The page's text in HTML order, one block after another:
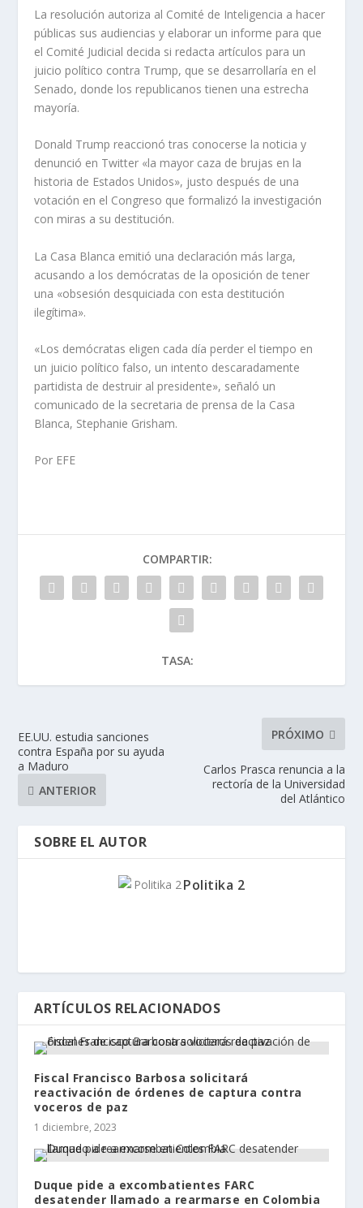
La resolución autoriza al Comité de Inteligencia a hacer
públicas sus audiencias y elaborar un informe para que
el Comité Judicial decida si redacta artículos para un
juicio político contra Trump, que se desarrollaría en el
Senado, donde los republicanos tienen una estrecha
mayoría.
Donald Trump reaccionó tras conocerse la noticia y
denunció en Twitter «la mayor caza de brujas en la
historia de Estados Unidos», justo después de una
votación en el Congreso que formalizó la investigación
con miras a su destitución.
La Casa Blanca emitió una declaración más larga,
acusando a los demócratas de la oposición de tener
una «obsesión desquiciada con esta destitución
ilegítima».
«Los demócratas eligen cada día perder el tiempo en
un juicio político falso, un intento descaradamente
partidista de destruir al presidente», señaló un
comunicado de la secretaria de prensa de la Casa
Blanca, Stephanie Grisham.
Por EFE
COMPARTIR:
TASA:
EE.UU. estudia sanciones
contra España por su ayuda
a Maduro
ANTERIOR
PRÓXIMO
Carlos Prasca renuncia a la
rectoría de la Universidad
del Atlántico
SOBRE EL AUTOR
Politika 2
ARTÍCULOS RELACIONADOS
Fiscal Francisco Barbosa solicitará
reactivación de órdenes de captura contra
voceros de paz
1 diciembre, 2023
Duque pide a excombatientes FARC
desatender llamado a rearmarse en Colombia